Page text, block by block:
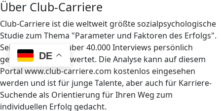
DE
Über Club-Carriere
Club-Carriere ist die weltweit größte sozialpsychologische
Studie zum Thema "Parameter und Faktoren des Erfolgs".
Seit 1997 wurden über 40.000 Interviews persönlich
geführt und ausgewertet. Die Analyse kann auf diesem
Portal www.club-carriere.com kostenlos eingesehen
werden und ist für junge Talente, aber auch für Karriere-
Suchende als Orientierung für Ihren Weg zum
individuellen Erfolg gedacht.